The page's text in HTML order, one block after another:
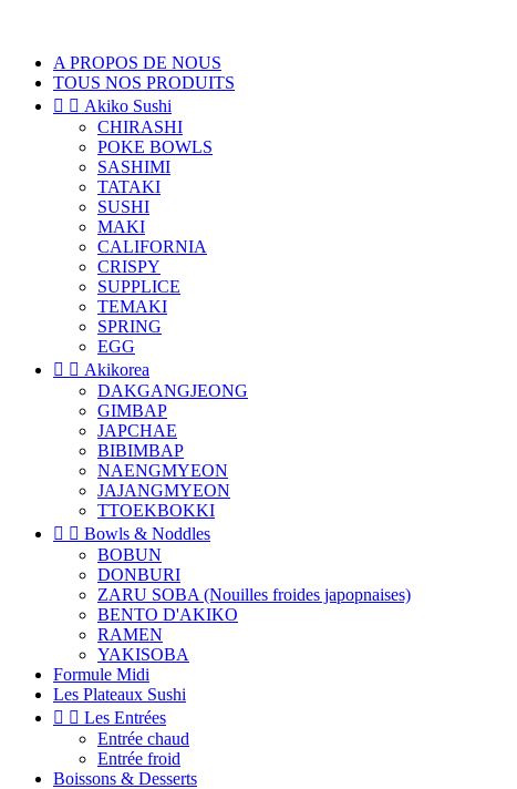
A PROPOS DE NOUS
TOUS NOS PRODUITS
  Akiko Sushi
CHIRASHI
POKE BOWLS
SASHIMI
TATAKI
SUSHI
MAKI
CALIFORNIA
CRISPY
SUPPLICE
TEMAKI
SPRING
EGG
  Akikorea
DAKGANGJEONG
GIMBAP
JAPCHAE
BIBIMBAP
NAENGMYEON
JAJANGMYEON
TTOEKBOKKI
  Bowls & Noddles
BOBUN
DONBURI
ZARU SOBA (Nouilles froides japopnaises)
BENTO D'AKIKO
RAMEN
YAKISOBA
Formule Midi
Les Plateaux Sushi
  Les Entrées
Entrée chaud
Entrée froid
Boissons & Desserts